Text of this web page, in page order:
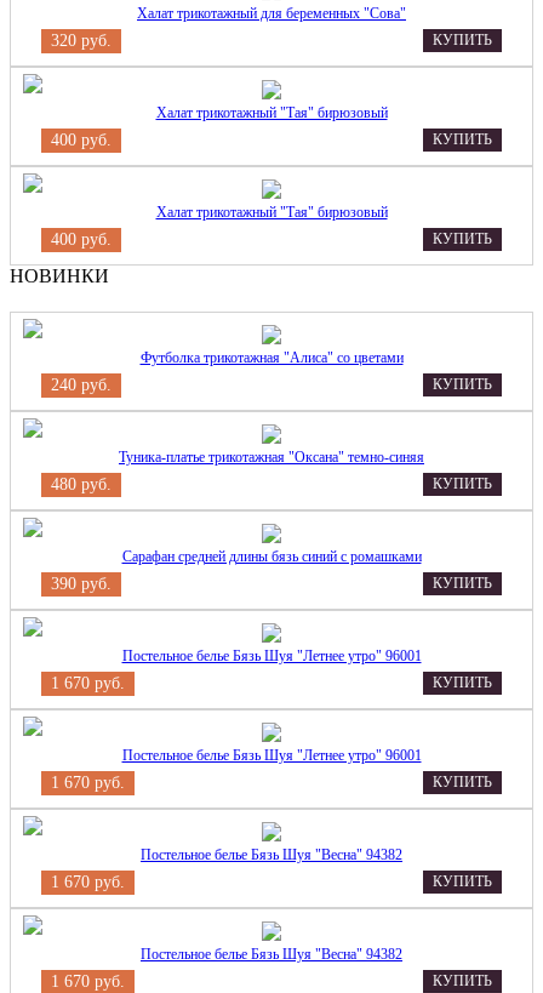
Халат трикотажный для беременных "Сова"
320 руб. КУПИТЬ
Халат трикотажный "Тая" бирюзовый
400 руб. КУПИТЬ
Халат трикотажный "Тая" бирюзовый
400 руб. КУПИТЬ
НОВИНКИ
Футболка трикотажная "Алиса" со цветами
240 руб. КУПИТЬ
Туника-платье трикотажная "Оксана" темно-синяя
480 руб. КУПИТЬ
Сарафан средней длины бязь синий с ромашками
390 руб. КУПИТЬ
Постельное белье Бязь Шуя "Летнее утро" 96001
1 670 руб. КУПИТЬ
Постельное белье Бязь Шуя "Летнее утро" 96001
1 670 руб. КУПИТЬ
Постельное белье Бязь Шуя "Весна" 94382
1 670 руб. КУПИТЬ
Постельное белье Бязь Шуя "Весна" 94382
1 670 руб. КУПИТЬ